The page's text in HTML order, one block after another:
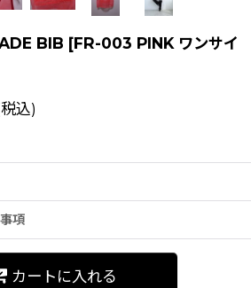
BIB [FR-003 PINK ワンサイ
込)
項
カートに入れる